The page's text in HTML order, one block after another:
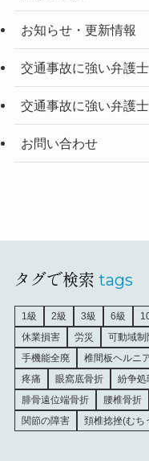
お知らせ・更新情報
交通事故に強い弁護
交通事故に強い弁護
お問い合わせ
タグで検索 tags
1級 2級 3級 6級
休業損害
労災 可動域制
手機能全廃
椎間板ヘルニ
疼痛
眼窩底骨折 紛争処
腓骨遠位端骨折
腰椎骨折
関節の障害
頚椎捻挫(むち